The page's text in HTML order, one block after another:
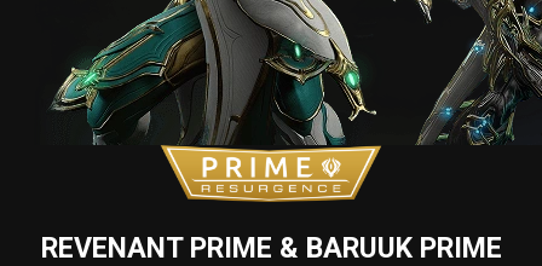
REVENANT PRIME & BARUUK PRIME